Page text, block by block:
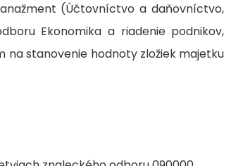
(Účtovníctvo a daňovníctvo,
Ekonomika a riadenie podnikov,
stanovenie hodnoty zložiek majetku